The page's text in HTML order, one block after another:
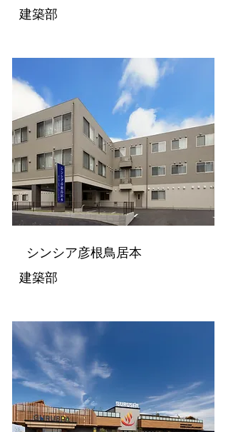
建築部
シンシア彦根鳥居本
建築部